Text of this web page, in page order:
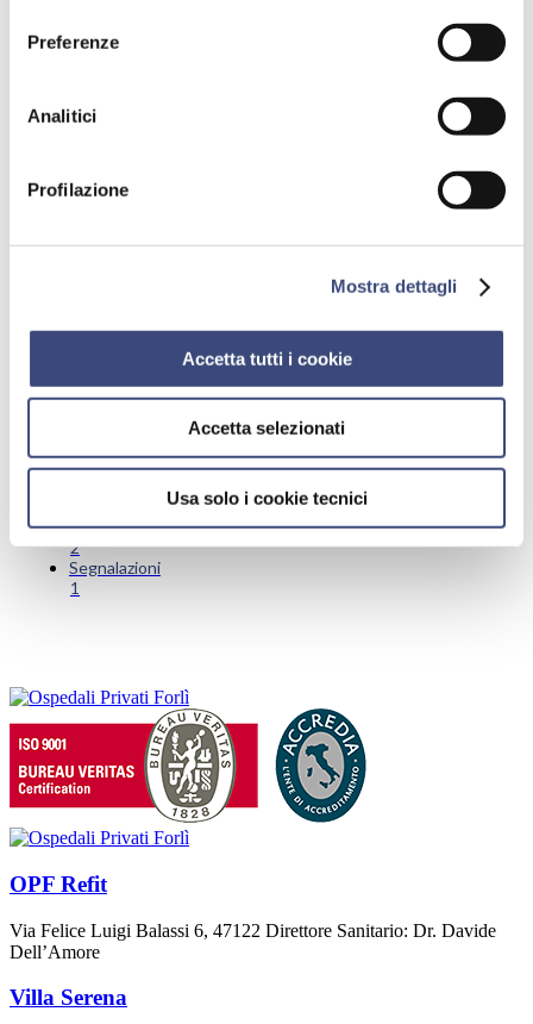
Preferenze
Analitici
Profilazione
Mostra dettagli
Accetta tutti i cookie
Accetta selezionati
Usa solo i cookie tecnici
Prestazioni: prenotare, modificare, annullare, pagare
Medici e specialità mediche
7
Costi delle prestazioni e convenzioni
1
Accesso alla struttura e servizi
Ricovero
2
Segnalazioni
1
La prenotazione è possibile effettuarla solo presso le farmacie
convenzionate. Può consultare l’elenco completo a questo
https://www.ospedaliprivatiforli.it/opf-net-farmacie-
OPF Refit
Via Felice Luigi Balassi 6, 47122 Direttore Sanitario: Dr. Davide
Dell’Amore
Villa Serena